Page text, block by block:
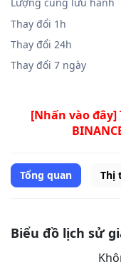
Lượng cung lưu hành
Thay đổi 1h
Thay đổi 24h
Thay đổi 7 ngày
[Nhấn vào đây]
Tổng quan Thị
Biểu đồ lịch sử